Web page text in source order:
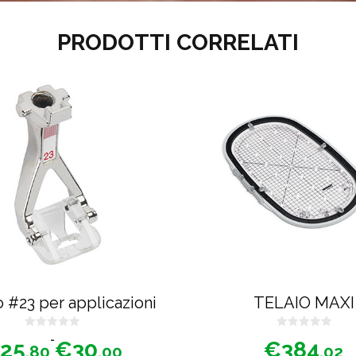
PRODOTTI CORRELATI
#23 per applicazioni
s
25.80
-€30.00
Fascia
TELAIO MAXI
s
€384.02